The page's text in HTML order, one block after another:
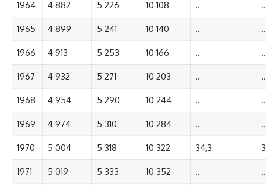
1964 4 882 5 226 10 108 .. ..
1965 4 899 5 241 10 140 .. ..
1966 4 913 5 253 10 166 .. ..
1967 4 932 5 271 10 203 .. ..
1968 4 954 5 290 10 244 .. ..
1969 4 974 5 310 10 284 .. ..
1970 5 004 5 318 10 322 34,3
1971 5 019 5 333 10 352 .. ..